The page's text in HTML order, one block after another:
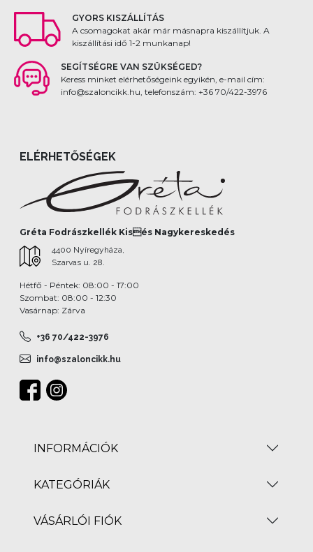
GYORS KISZÁLLÍTÁS
A csomagokat akár már másnapra kiszállítjuk. A
kiszállítási idő 1-2 munkanap!
SEGÍTSÉGRE VAN SZÜKSÉGED?
Keress minket elérhetőségeink egyikén, e-mail cím:
info@szaloncikk.hu, telefonszám: +36 70/422-3976
ELÉRHETŐSÉGEK
Gréta Fodrászkellék Kisés Nagykereskedés
4400 Nyíregyháza,
Szarvas u. 28.
Hétfő - Péntek: 08:00 - 17:00
Szombat: 08:00 - 12:30
Vasárnap: Zárva
+36 70/422-3976
info@szaloncikk.hu
INFORMÁCIÓK
KATEGÓRIÁK
VÁSÁRLÓI FIÓK